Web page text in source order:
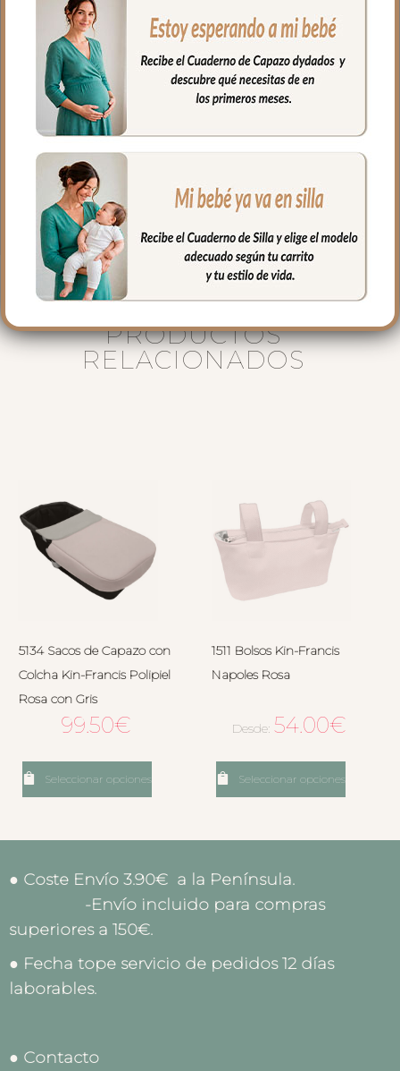
usando el ojal central en la parte de atrás
del guante.
El tejido exterior en tejido polipiel lisa; una
polipiel sintética muy suave y agradable.
El tejido del, interior puedes elegir en
piqué de algodón o en pelo corto liso.
Puedes lavar a mano o en lavadora,
siempre agua fría, jabones no abrasivos y
secado al natural.
PRODUCTOS
RELACIONADOS
5134 Sacos de Capazo con
Colcha Kin-Francis Polipiel
Rosa con Gris
99.50€
Seleccionar opciones
1511 Bolsos Kin-Francis
Napoles Rosa
Desde: 54.00€
Seleccionar opciones
● Coste Envío 3.90€ a la Península.
-Envío incluido para compras
superiores a 150€.
● Fecha tope servicio de pedidos 12 días
laborables.
● Contacto